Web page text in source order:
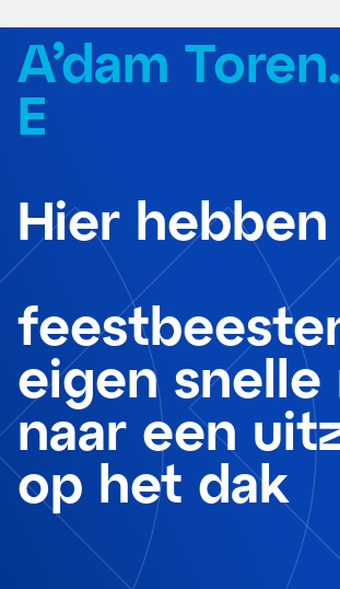
A’dam
E
Hier hebben
eigen snelle
naar een
op het dak